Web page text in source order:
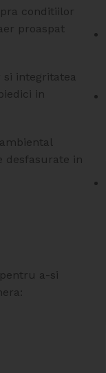
conditiilor
proaspat
integritatea
in
desfasurate in
a-si